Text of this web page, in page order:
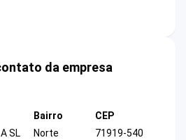
da empresa
SL
Bairro
Norte
CEP
71919-540